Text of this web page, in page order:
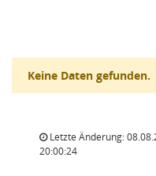
Keine Daten gefunden.
Letzte Änderung:
20:00:24